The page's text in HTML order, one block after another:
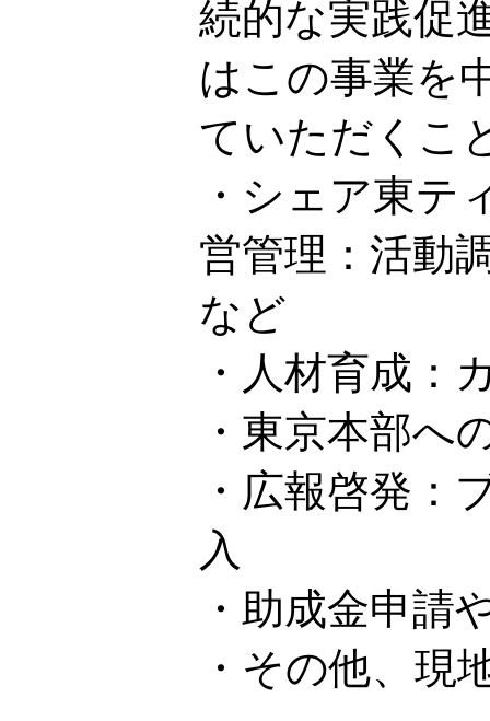
続的な実践促
はこの事業を
ていただくこ
・シェア東テ
営管理：活動
など
・人材育成：
・東京本部へ
・広報啓発：
入
・助成金申請
・その他、現